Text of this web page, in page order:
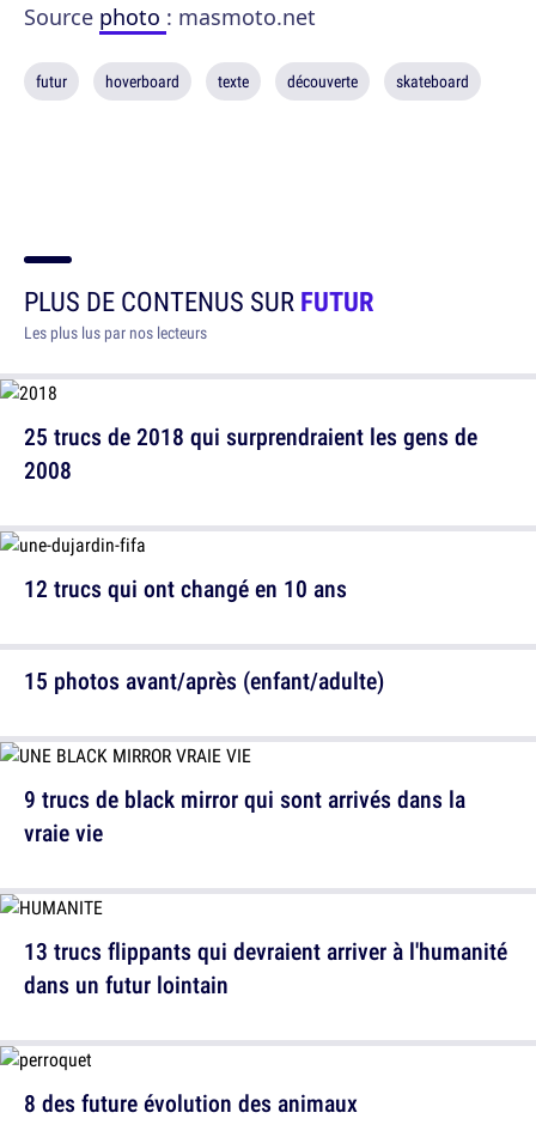
Source photo : masmoto.net
futur hoverboard texte découverte skateboard
PLUS DE CONTENUS SURFUTUR
Les plus lus par nos lecteurs
25 trucs de 2018 qui surprendraient les gens de
2008
15 photos avant/après (enfant/adulte)
13 trucs flippants qui devraient arriver à l'humanité
dans un futur lointain
12 trucs qui ont changé en 10 ans
9 trucs de black mirror qui sont arrivés dans la
vraie vie
8 des future évolution des animaux